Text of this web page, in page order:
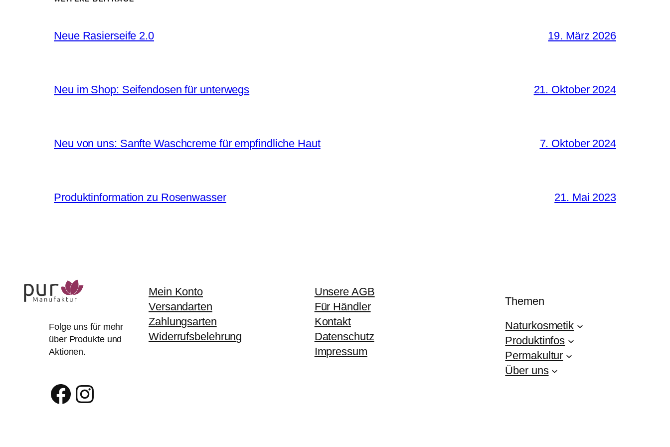
Neue Rasierseife 2.0 19. März 2026
Neu im Shop: Seifendosen für unterwegs 21. Oktober 2024
Neu von uns: Sanfte Waschcreme für empfindliche Haut 7. Oktober 2024
Produktinformation zu Rosenwasser 21. Mai 2023
Folge uns für mehr
über Produkte und
Aktionen.
Facebook Instagram
Mein Konto
Versandarten
Zahlungsarten
Widerrufsbelehrung
Unsere AGB
Für Händler
Kontakt
Datenschutz
Impressum
Themen
Naturkosmetik
Produktinfos
Permakultur
Über uns